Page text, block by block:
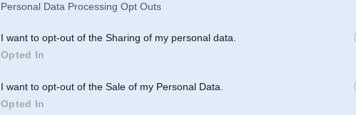
Personal Data Processing Opt Outs
I want to opt-out of the Sharing of my personal data.
Opted In
I want to opt-out of the Sale of my Personal Data.
Opted In